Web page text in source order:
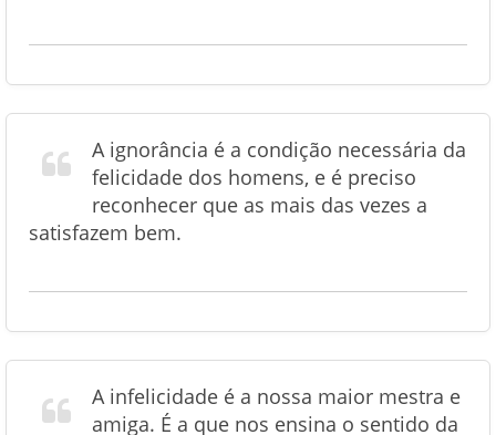
A ignorância é a condição necessária da
felicidade dos homens, e é preciso
reconhecer que as mais das vezes a
satisfazem bem.
A infelicidade é a nossa maior mestra e
amiga. É a que nos ensina o sentido da